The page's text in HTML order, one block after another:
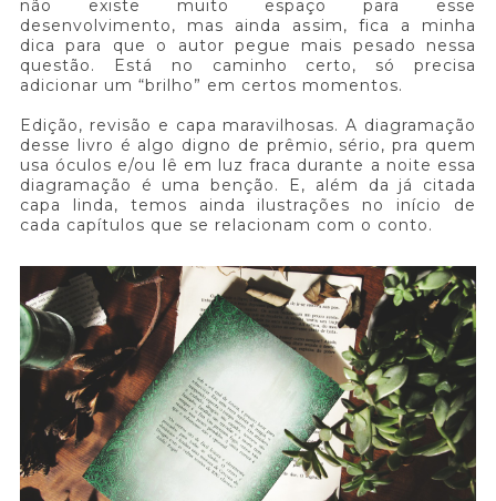
não existe muito espaço para esse
desenvolvimento, mas ainda assim, fica a minha
dica para que o autor pegue mais pesado nessa
questão. Está no caminho certo, só precisa
adicionar um “brilho” em certos momentos.
Edição, revisão e capa maravilhosas. A diagramação
desse livro é algo digno de prêmio, sério, pra quem
usa óculos e/ou lê em luz fraca durante a noite essa
diagramação é uma benção. E, além da já citada
capa linda, temos ainda ilustrações no início de
cada capítulos que se relacionam com o conto.